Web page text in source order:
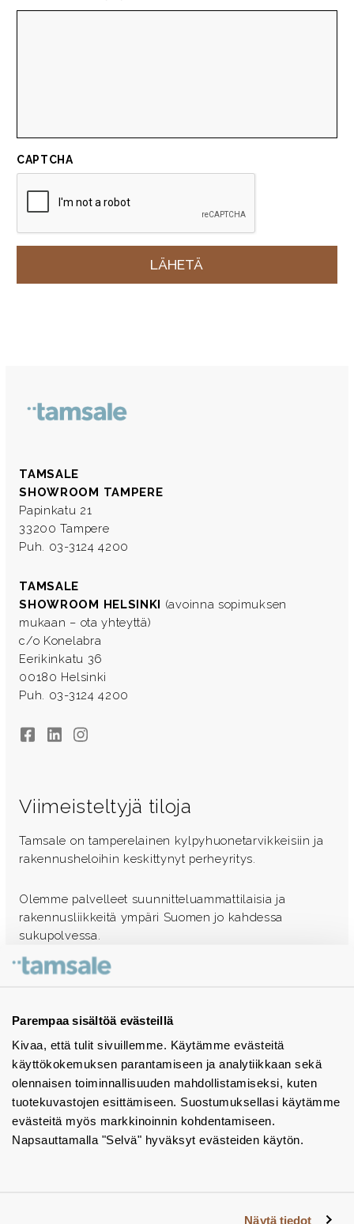
Parempaa sisältöä evästeillä
Kivaa, että tulit sivuillemme. Käytämme evästeitä
käyttökokemuksen parantamiseen ja analytiikkaan sekä
olennaisen toiminnallisuuden mahdollistamiseksi, kuten
tuotekuvastojen esittämiseen. Suostumuksellasi käytämme
evästeitä myös markkinoinnin kohdentamiseen.
Napsauttamalla "Selvä" hyväksyt evästeiden käytön.
Näytä tiedot
CAPTCHA
TAMSALE
SHOWROOM TAMPERE
Papinkatu 21
33200 Tampere
Puh. 03-3124 4200
TAMSALE
SHOWROOM HELSINKI
(avoinna sopimuksen
mukaan – ota yhteyttä)
c/o Konelabra
Eerikinkatu 36
00180 Helsinki
Puh. 03-3124 4200
FacebookLinkedInInstagram
Viimeisteltyjä tiloja
Tamsale on tamperelainen kylpyhuonetarvikkeisiin ja
rakennusheloihin keskittynyt perheyritys.
Olemme palvelleet suunnitteluammattilaisia ja
rakennusliikkeitä ympäri Suomen jo kahdessa
sukupolvessa.
Ota yhteyttä - autamme mielellämme
Tuotekuvastot
Instagram
BIM-objektit
Yhteystiedot
Tiedotteet